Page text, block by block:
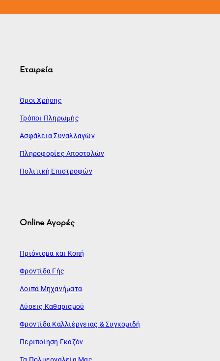
Εταιρεία
Όροι Χρήσης
Τρόποι Πληρωμής
Ασφάλεια Συναλλαγών
Πληροφορίες Αποστολών
Πολιτική Επιστροφών
Online Αγορές
Πριόνισμα και Κοπή
Φροντίδα Γής
Λοιπά Μηχανήματα
Λύσεις Καθαρισμού
Φροντίδα Καλλιέργειας & Συγκομιδή
Περιποίηση Γκαζόν